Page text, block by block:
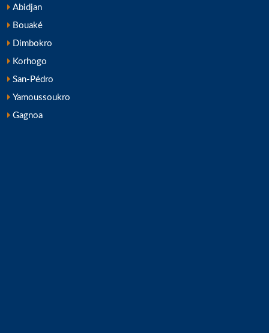
Abidjan
Bouaké
Dimbokro
Korhogo
San-Pédro
Yamoussoukro
Gagnoa